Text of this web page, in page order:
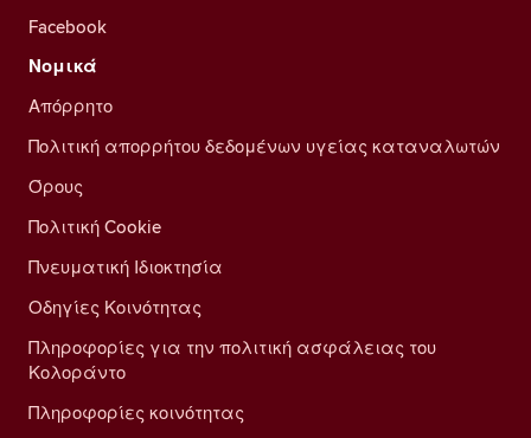
Facebook
Νομικά
Απόρρητο
Πολιτική απορρήτου δεδομένων υγείας καταναλωτών
Όρους
Πολιτική Cookie
Πνευματική Ιδιοκτησία
Οδηγίες Κοινότητας
Πληροφορίες για την πολιτική ασφάλειας του
Κολοράντο
Πληροφορίες κοινότητας